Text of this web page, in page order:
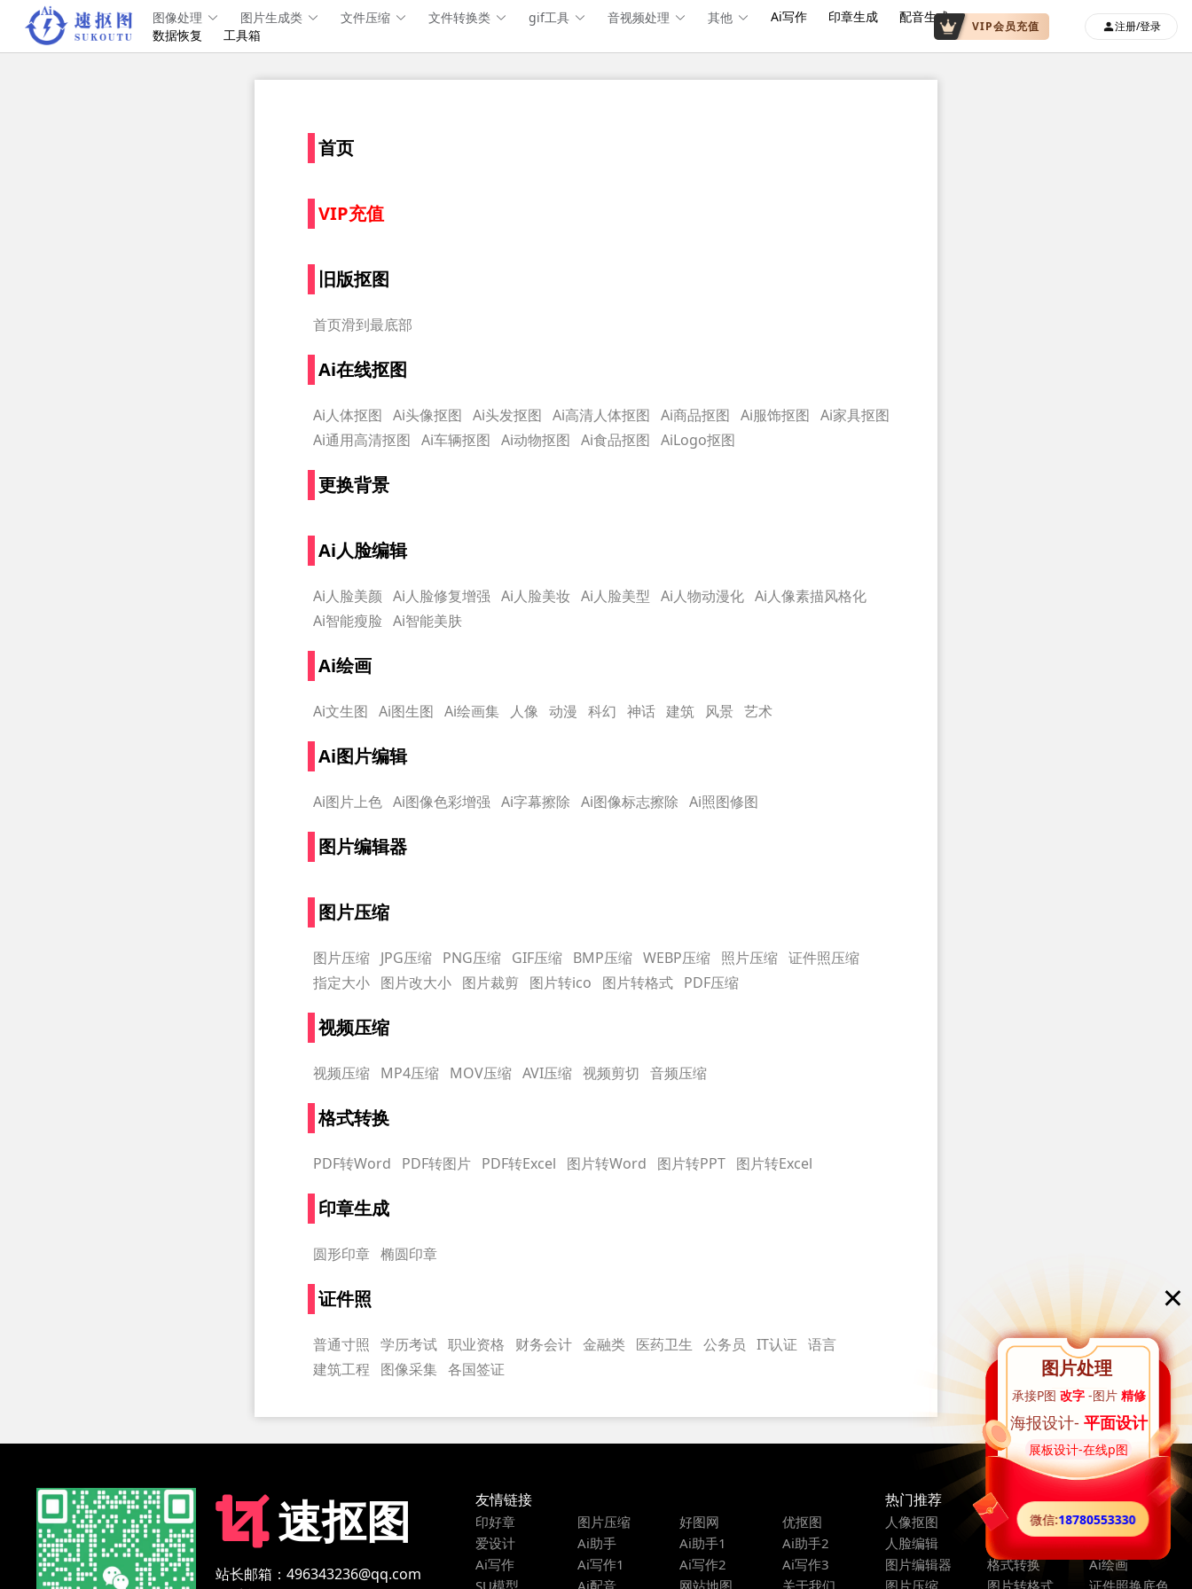
图像处理 图片生成类 文件压缩 文件转换类 gif工具 音视频处理 其他 Ai写作 印章生成
配音生成
数据恢复
工具箱
VIP会员充值 注册/登录
首页
VIP充值
旧版抠图
首页滑到最底部
Ai在线抠图
Ai人体抠图 Ai头像抠图 Ai头发抠图 Ai高清人体抠图 Ai商品抠图 Ai服饰抠图 Ai家具抠图
Ai通用高清抠图 Ai车辆抠图 Ai动物抠图 Ai食品抠图 AiLogo抠图
更换背景
Ai人脸编辑
Ai人脸美颜 Ai人脸修复增强 Ai人脸美妆 Ai人脸美型 Ai人物动漫化 Ai人像素描风格化
Ai智能瘦脸 Ai智能美肤
Ai绘画
Ai文生图 Ai图生图 Ai绘画集 人像 动漫 科幻 神话 建筑 风景 艺术
Ai图片编辑
Ai图片上色 Ai图像色彩增强 Ai字幕擦除 Ai图像标志擦除 Ai照图修图
图片编辑器
图片压缩
图片压缩 JPG压缩 PNG压缩 GIF压缩 BMP压缩 WEBP压缩 照片压缩 证件照压缩
指定大小
图片改大小 图片裁剪 图片转ico 图片转格式 PDF压缩
视频压缩
视频压缩 MP4压缩 MOV压缩 AVI压缩 视频剪切 音频压缩
格式转换
PDF转Word PDF转图片 PDF转Excel 图片转Word 图片转PPT 图片转Excel
印章生成
圆形印章 椭圆印章
证件照
普通寸照 学历考试 职业资格 财务会计 金融类 医药卫生 公务员 IT认证 语言
建筑工程
图像采集 各国签证
×
图片处理
承接P图 改字-图片 精修
海报设计- 平面设计
展板设计-在线p图
微信:18780553330
速抠图
站长邮箱：496343236@qq.com
友情链接
印好章 图片压缩 好图网
优抠图
爱设计
Ai助手 Ai助手1
Ai助手2
Ai写作
Ai写作1 Ai写作2
Ai写作3
SU模型
Ai配音 网站地图 关于我们
热门推荐
人像抠图 商品抠图
通用抠图
人脸编辑
图片编辑
在线ps
图片编辑器
格式转换
Ai绘画
图片压缩
图片转格式 证件照换底色